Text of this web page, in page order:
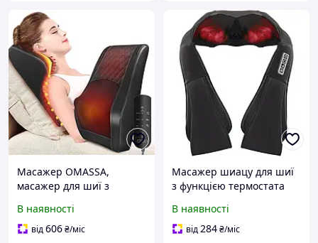
Масажер OMASSA,
масажер для шиї з
шиацу, тривимірний
розминаючий масажер
В наявності
від606₴/міс
Масажер шиацу для шиї
з функцією термостата
шиї, плечей, спини,
мязів, що полегшують
В наявності
від284₴/міс